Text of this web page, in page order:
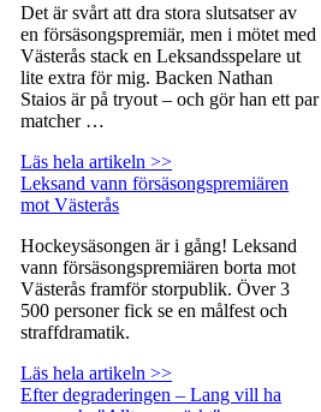
Det är svårt att dra stora slutsatser av
en försäsongspremiär, men i mötet med
Västerås stack en Leksandsspelare ut
lite extra för mig. Backen Nathan
Staios är på tryout – och gör han ett par
matcher …
Läs hela artikeln >>
Leksand vann försäsongspremiären
mot Västerås
Hockeysäsongen är i gång! Leksand
vann försäsongspremiären borta mot
Västerås framför storpublik. Över 3
500 personer fick se en målfest och
straffdramatik.
Läs hela artikeln >>
Efter degraderingen – Lang vill ha